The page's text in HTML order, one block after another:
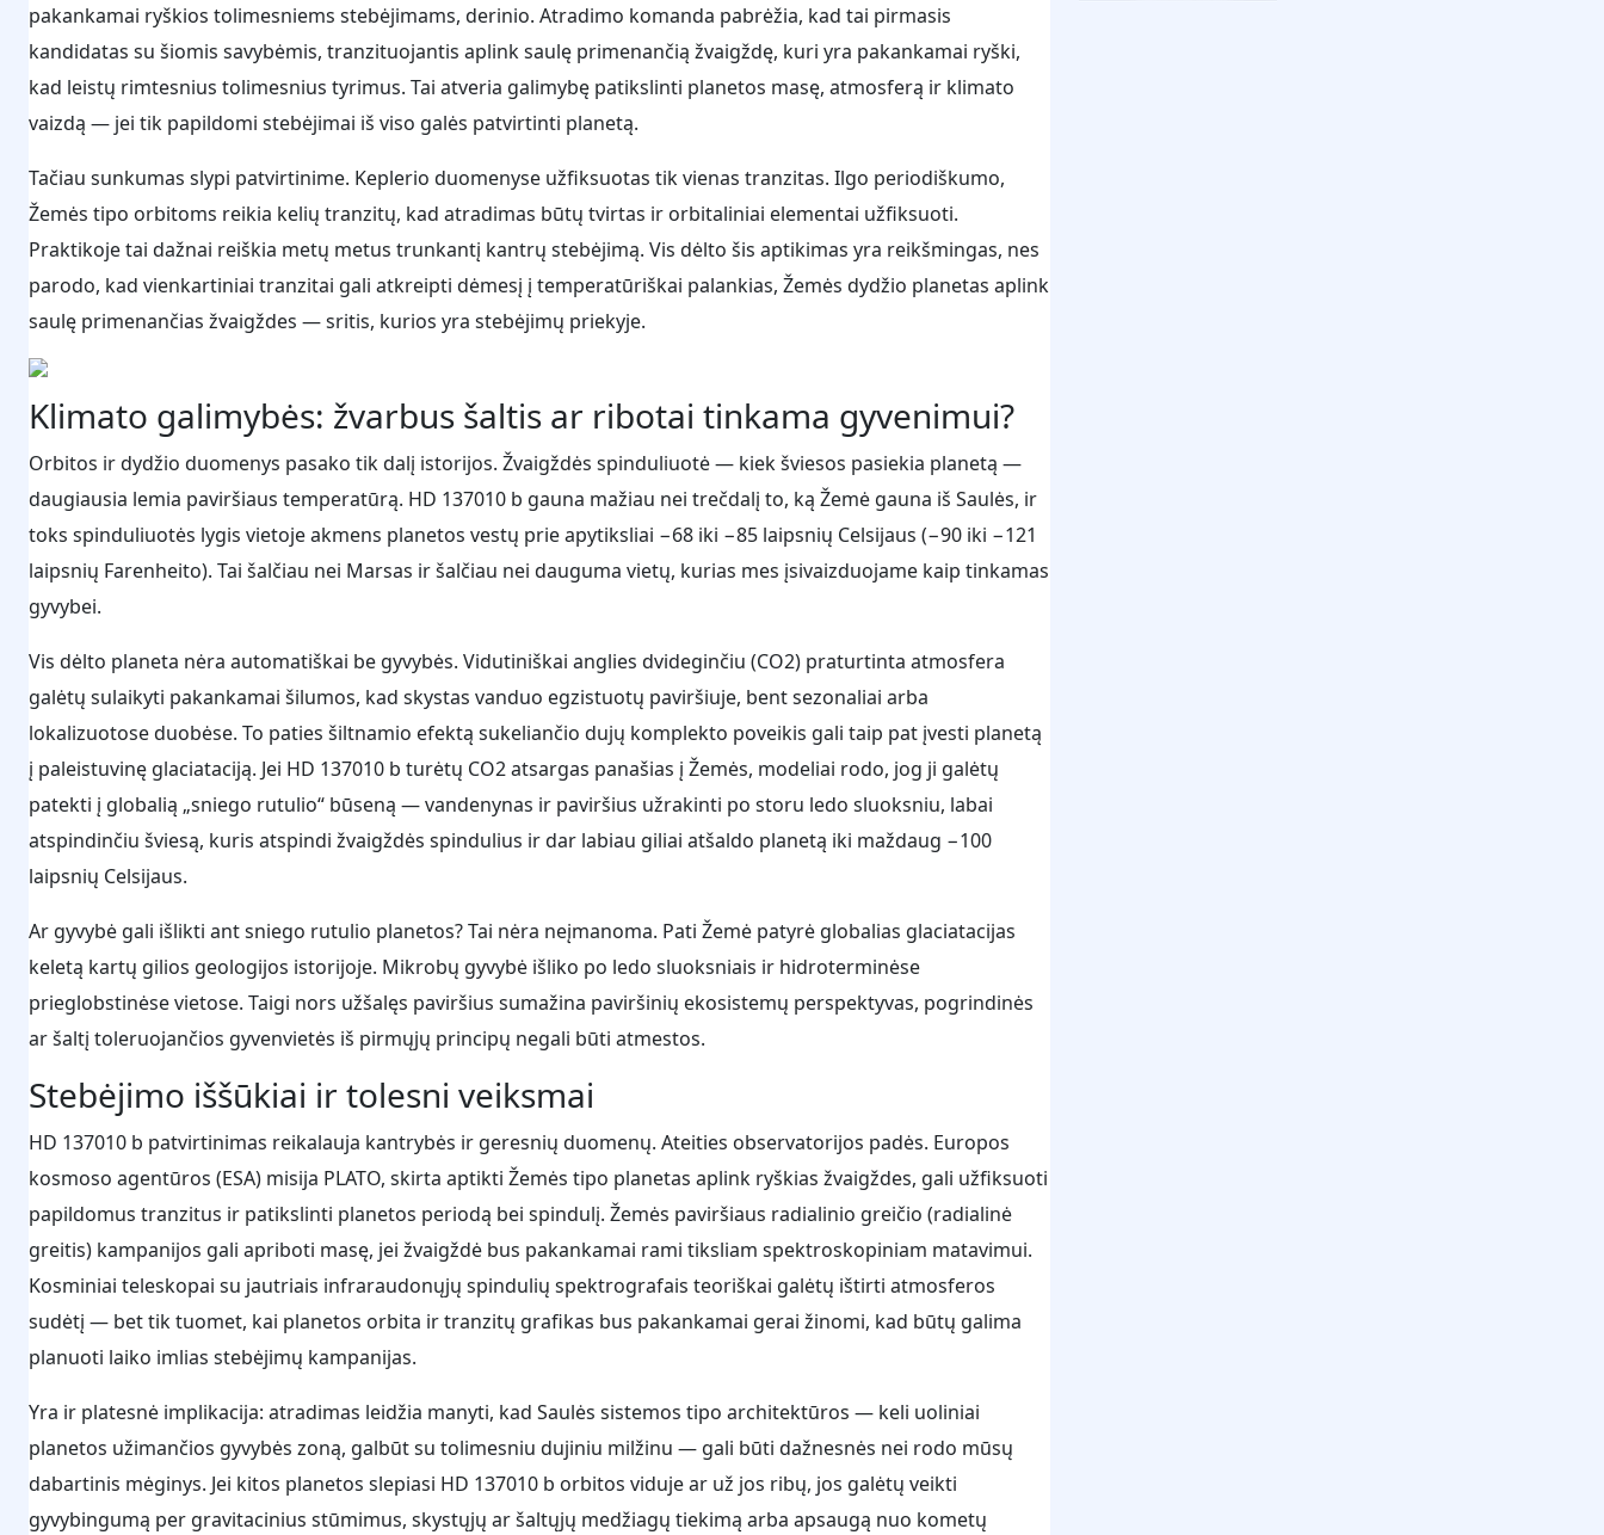
pakankamai ryškios tolimesniems stebėjimams, derinio. Atradimo komanda pabrėžia, kad tai pirmasis
kandidatas su šiomis savybėmis, tranzituojantis aplink saulę primenančią žvaigždę, kuri yra pakankamai ryški,
kad leistų rimtesnius tolimesnius tyrimus. Tai atveria galimybę patikslinti planetos masę, atmosferą ir klimato
vaizdą — jei tik papildomi stebėjimai iš viso galės patvirtinti planetą.
Tačiau sunkumas slypi patvirtinime. Keplerio duomenyse užfiksuotas tik vienas tranzitas. Ilgo periodiškumo,
Žemės tipo orbitoms reikia kelių tranzitų, kad atradimas būtų tvirtas ir orbitaliniai elementai užfiksuoti.
Praktikoje tai dažnai reiškia metų metus trunkantį kantrų stebėjimą. Vis dėlto šis aptikimas yra reikšmingas, nes
parodo, kad vienkartiniai tranzitai gali atkreipti dėmesį į temperatūriškai palankias, Žemės dydžio planetas aplink
saulę primenančias žvaigždes — sritis, kurios yra stebėjimų priekyje.
Klimato galimybės: žvarbus šaltis ar ribotai tinkama gyvenimui?
Orbitos ir dydžio duomenys pasako tik dalį istorijos. Žvaigždės spinduliuotė — kiek šviesos pasiekia planetą —
daugiausia lemia paviršiaus temperatūrą. HD 137010 b gauna mažiau nei trečdalį to, ką Žemė gauna iš Saulės, ir
toks spinduliuotės lygis vietoje akmens planetos vestų prie apytiksliai −68 iki −85 laipsnių Celsijaus (−90 iki −121
laipsnių Farenheito). Tai šalčiau nei Marsas ir šalčiau nei dauguma vietų, kurias mes įsivaizduojame kaip tinkamas
gyvybei.
Vis dėlto planeta nėra automatiškai be gyvybės. Vidutiniškai anglies dvideginčiu (CO2) praturtinta atmosfera
galėtų sulaikyti pakankamai šilumos, kad skystas vanduo egzistuotų paviršiuje, bent sezonaliai arba
lokalizuotose duobėse. To paties šiltnamio efektą sukeliančio dujų komplekto poveikis gali taip pat įvesti planetą
į paleistuvinę glaciataciją. Jei HD 137010 b turėtų CO2 atsargas panašias į Žemės, modeliai rodo, jog ji galėtų
patekti į globalią „sniego rutulio“ būseną — vandenynas ir paviršius užrakinti po storu ledo sluoksniu, labai
atspindinčiu šviesą, kuris atspindi žvaigždės spindulius ir dar labiau giliai atšaldo planetą iki maždaug −100
laipsnių Celsijaus.
Ar gyvybė gali išlikti ant sniego rutulio planetos? Tai nėra neįmanoma. Pati Žemė patyrė globalias glaciatacijas
keletą kartų gilios geologijos istorijoje. Mikrobų gyvybė išliko po ledo sluoksniais ir hidroterminėse
prieglobstinėse vietose. Taigi nors užšalęs paviršius sumažina paviršinių ekosistemų perspektyvas, pogrindinės
ar šaltį toleruojančios gyvenvietės iš pirmųjų principų negali būti atmestos.
Stebėjimo iššūkiai ir tolesni veiksmai
HD 137010 b patvirtinimas reikalauja kantrybės ir geresnių duomenų. Ateities observatorijos padės. Europos
kosmoso agentūros (ESA) misija PLATO, skirta aptikti Žemės tipo planetas aplink ryškias žvaigždes, gali užfiksuoti
papildomus tranzitus ir patikslinti planetos periodą bei spindulį. Žemės paviršiaus radialinio greičio (radialinė
greitis) kampanijos gali apriboti masę, jei žvaigždė bus pakankamai rami tiksliam spektroskopiniam matavimui.
Kosminiai teleskopai su jautriais infraraudonųjų spindulių spektrografais teoriškai galėtų ištirti atmosferos
sudėtį — bet tik tuomet, kai planetos orbita ir tranzitų grafikas bus pakankamai gerai žinomi, kad būtų galima
planuoti laiko imlias stebėjimų kampanijas.
Yra ir platesnė implikacija: atradimas leidžia manyti, kad Saulės sistemos tipo architektūros — keli uoliniai
planetos užimančios gyvybės zoną, galbūt su tolimesniu dujiniu milžinu — gali būti dažnesnės nei rodo mūsų
dabartinis mėginys. Jei kitos planetos slepiasi HD 137010 b orbitos viduje ar už jos ribų, jos galėtų veikti
gyvybingumą per gravitacinius stūmimus, skystųjų ar šaltųjų medžiagų tiekimą arba apsaugą nuo kometų